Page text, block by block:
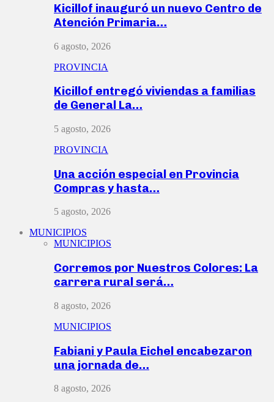
Kicillof inauguró un nuevo Centro de
Atención Primaria…
6 agosto, 2026
PROVINCIA
Kicillof entregó viviendas a familias
de General La…
5 agosto, 2026
PROVINCIA
Una acción especial en Provincia
Compras y hasta…
5 agosto, 2026
MUNICIPIOS
MUNICIPIOS
Corremos por Nuestros Colores: La
carrera rural será…
8 agosto, 2026
MUNICIPIOS
Fabiani y Paula Eichel encabezaron
una jornada de…
8 agosto, 2026